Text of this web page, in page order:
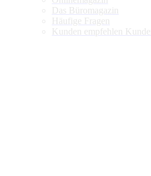
Das Büromagazin
Häufige Fragen
Kunden empfehlen Kunden